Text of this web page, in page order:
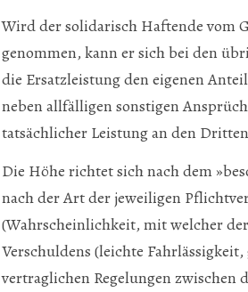
Wird der solidarisch Haftende vom
genommen, kann er sich bei den
die Ersatzleistung den eigenen
neben allfälligen sonstigen
tatsächlicher Leistung an den
Die Höhe richtet sich nach dem
nach der Art der jeweiligen
(Wahrscheinlichkeit, mit welcher
Verschuldens (leichte
vertraglichen Regelungen